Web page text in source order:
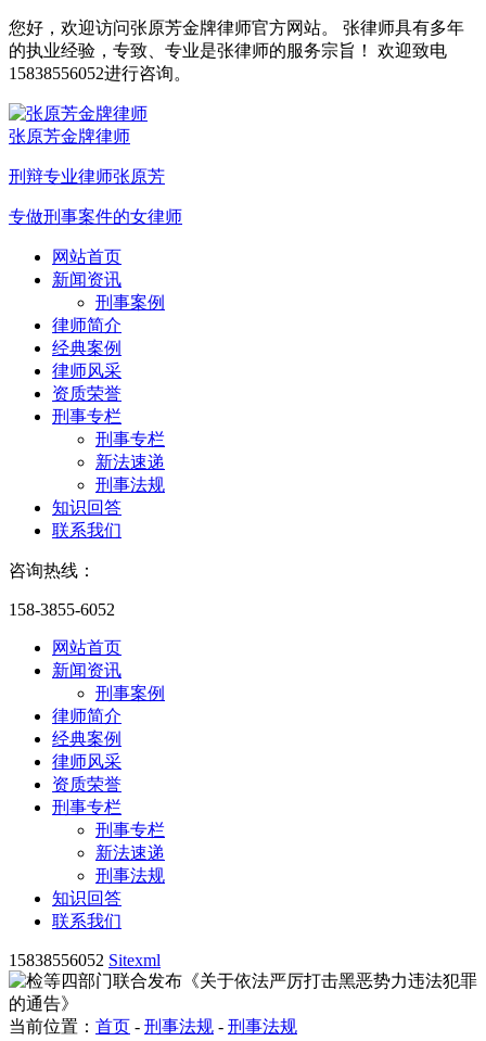
您好，欢迎访问张原芳金牌律师官方网站。 张律师具有多年
的执业经验，专致、专业是张律师的服务宗旨！ 欢迎致电
15838556052进行咨询。
张原芳金牌律师
刑辩专业律师张原芳
专做刑事案件的女律师
网站首页
新闻资讯
刑事案例
律师简介
经典案例
律师风采
资质荣誉
刑事专栏
刑事专栏
新法速递
刑事法规
知识回答
联系我们
咨询热线：
158-3855-6052
网站首页
新闻资讯
刑事案例
律师简介
经典案例
律师风采
资质荣誉
刑事专栏
刑事专栏
新法速递
刑事法规
知识回答
联系我们
15838556052 Sitexml
当前位置： 首页 - 刑事法规 - 刑事法规